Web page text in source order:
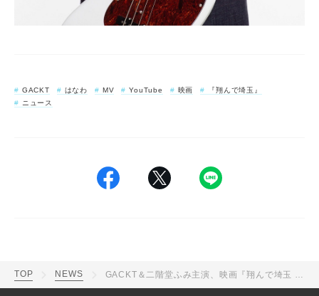
GACKT はなわ MV YouTube 映画
『翔んで埼玉』
ニュース
TOP NEWS